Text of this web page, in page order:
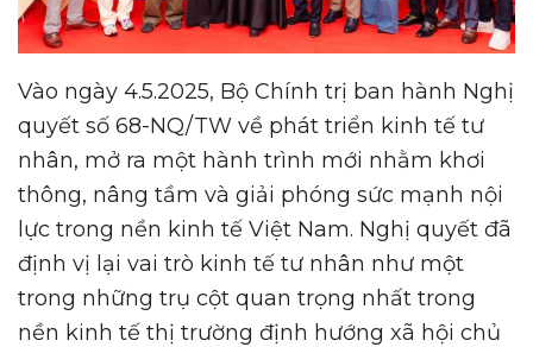
Vào ngày 4.5.2025, Bộ Chính trị ban hành Nghị
quyết số 68-NQ/TW về phát triển kinh tế tư
nhân, mở ra một hành trình mới nhằm khơi
thông, nâng tầm và giải phóng sức mạnh nội
lực trong nền kinh tế Việt Nam. Nghị quyết đã
định vị lại vai trò kinh tế tư nhân như một
trong những trụ cột quan trọng nhất trong
nền kinh tế thị trường định hướng xã hội chủ